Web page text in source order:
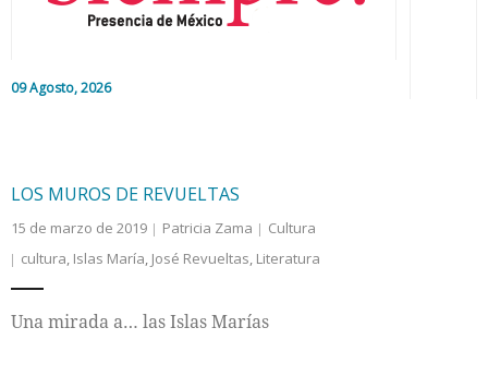
09 Agosto, 2026
Nacional
LOS MUROS DE REVUELTAS
15 de marzo de 2019 Patricia Zama
Cultura
cultura, Islas María, José Revueltas, Literatura
Una mirada a… las Islas Marías